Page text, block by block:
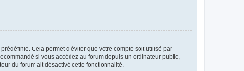
Cela permet d’éviter que votre compte soit utilisé par
si vous accédez au forum depuis un ordinateur public,
du forum ait désactivé cette fonctionnalité.